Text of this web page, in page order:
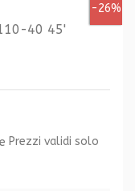
-26%
40 45'
Prezzi validi solo